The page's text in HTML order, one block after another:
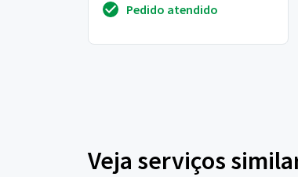
com cuida...
Pedido atendido
Veja serviços